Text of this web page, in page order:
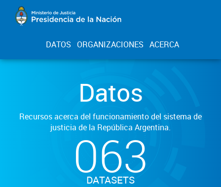
DATOS ORGANIZACIONES ACERCA
Datos
Recursos acerca del funcionamiento del sistema de
justicia de la República Argentina.
063
DATASETS